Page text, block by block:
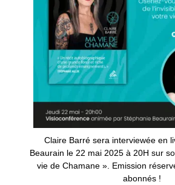
Claire Barré sera interviewée en
Beaurain le 22 mai 2025 à 20H sur
vie de Chamane ». Emission
abonnés !